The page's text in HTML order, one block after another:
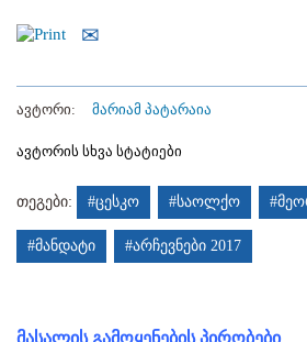
ავტორი: მარიამ პატარაია
ავტორის სხვა სტატიები
თეგები: #ცესკო #საოლქო
#მანდატი #არჩევნები 2017
მასალის გამოყენების პირობები